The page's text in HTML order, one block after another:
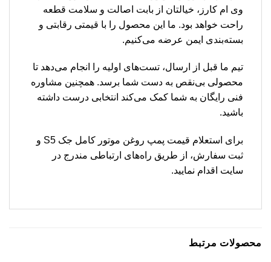
وی ام کارز، خیالتان از بابت اصالت و سلامت قطعه
راحت خواهد بود. ما این محصول را با قیمتی رقابتی و
بسته‌بندی ایمن عرضه می‌کنیم.
تیم ما قبل از ارسال، تست‌های اولیه را انجام می‌دهد تا
محصولی بی‌نقص به دست شما برسد. همچنین مشاوره
فنی رایگان به شما کمک می‌کند انتخابی درست داشته
باشید.
برای استعلام قیمت پمپ روغن موتور کامل جک S5 و
ثبت سفارش، از طریق راه‌های ارتباطی مندرج در
سایت اقدام نمایید.
محصولات مرتبط